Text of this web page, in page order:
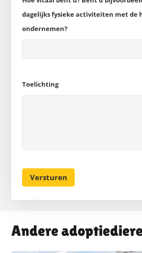
dagelijks fysieke activiteiten met de
ondernemen?
Toelichting
Andere